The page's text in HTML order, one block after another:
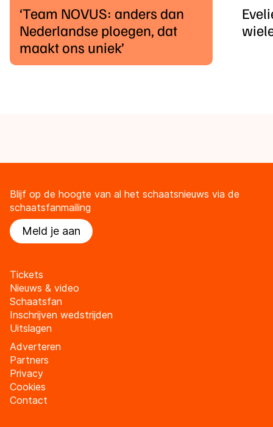
‘Team NOVUS: anders dan
Nederlandse ploegen, dat
maakt ons uniek’
Blijf op de hoogte van al het schaatsnieuws via de
schaatsfanmailing
Meld je aan
Tickets
Nieuws & video
Schaatsfan
Inschrijven wedstrijden
Uitslagen
Adverteren
Partners
Privacy
Cookies
Contact